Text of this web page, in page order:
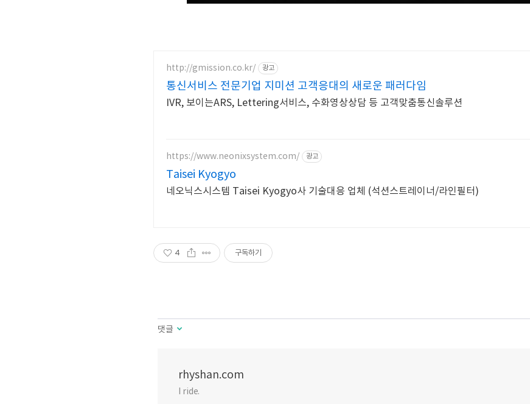
http://gmission.co.kr/ 광고
통신서비스 전문기업 지미션 고객응대의 새로운 패러다임
IVR, 보이는ARS, Lettering서비스, 수화영상상담 등 고객맞춤통신솔루션
https://www.neonixsystem.com/ 광고
Taisei Kyogyo
네오닉스시스템 Taisei Kyogyo사 기술대응 업체 (석션스트레이너/라인필터)
4 구독하기
댓글
rhyshan.com
I ride.